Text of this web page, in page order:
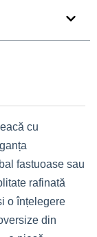
cu
fastuoase sau
rafinată
o înțelegere
din